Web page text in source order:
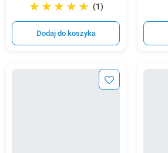
☆☆☆☆☆
★★★★★ (1)
Dodaj do koszyka